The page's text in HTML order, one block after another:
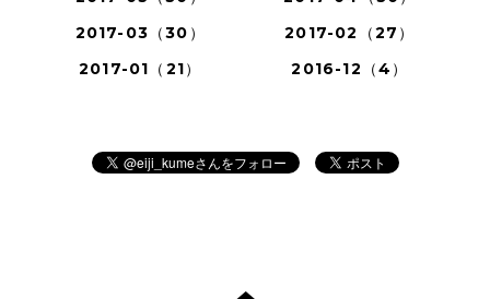
2017-03（30）
2017-02（27）
2017-01（21）
2016-12（4）